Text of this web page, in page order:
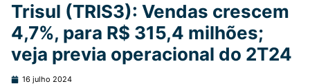
Trisul (TRIS3): Vendas crescem
4,7%, para R$ 315,4 milhões;
veja previa operacional do 2T24
16 julho 2024